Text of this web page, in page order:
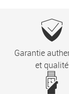
Garantie
et qualité